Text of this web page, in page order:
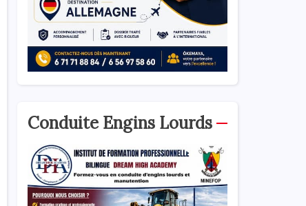
Conduite Engins Lourds